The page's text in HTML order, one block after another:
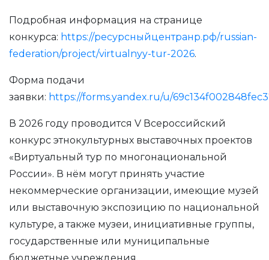
Подробная информация на странице
конкурса: https://ресурсныйцентранр.рф/russian-
federation/project/virtualnyy-tur-2026.
Форма подачи
заявки: https://forms.yandex.ru/u/
В 2026 году проводится V Всероссийский
конкурс этнокультурных выставочных проектов
«Виртуальный тур по многонациональной
России». В нём могут принять участие
некоммерческие организации, имеющие музей
или выставочную экспозицию по национальной
культуре, а также музеи, инициативные группы,
государственные или муниципальные